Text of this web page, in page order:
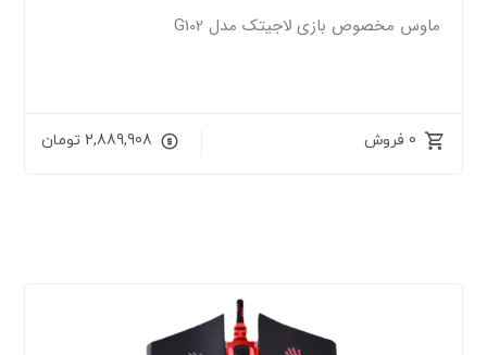
ماوس مخصوص بازی لاجیتک مدل G102
0 فروش 2,889,908 تومان